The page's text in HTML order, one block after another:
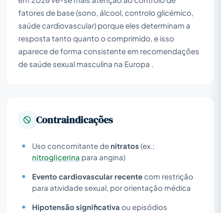
fatores de base (sono, álcool, controlo glicémico,
saúde cardiovascular) porque eles determinam a
resposta tanto quanto o comprimido, e isso
aparece de forma consistente em recomendações
de saúde sexual masculina na Europa .
Contraindicações
Uso concomitante de nitratos (ex.:
nitroglicerina para angina)
Evento cardiovascular recentecom restrição
para atividade sexual, por orientação médica
Hipotensão significativa ou episódios